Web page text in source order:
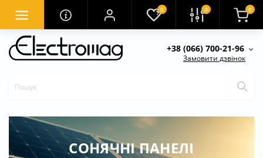
0 0 0
+38 (066) 700-21-96
Замовити дзвінок
СОНЯЧНІ ПАНЕЛІ